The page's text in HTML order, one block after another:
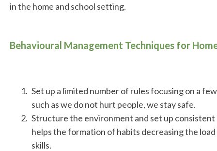
in the home and school setting.
Behavioural Management Techniques for
Set up a limited number of rules focusing on a
such as we do not hurt people, we stay safe.
Structure the environment and set up
helps the formation of habits decreasing the
skills.